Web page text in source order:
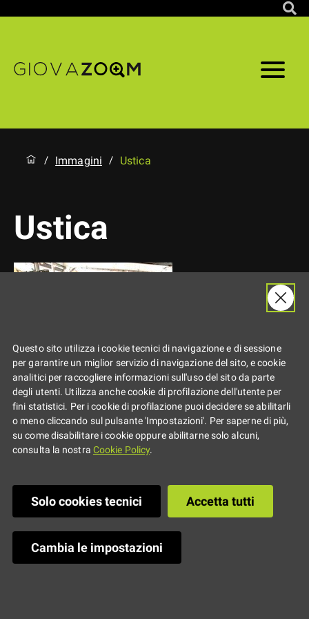
/ Immagini / Ustica
Ustica
Dimensione: 34.8 kB—Clicca per scaricare
l'immagine in dimensione originale
Questo sito utilizza i cookie tecnici di navigazione e di sessione
per garantire un miglior servizio di navigazione del sito, e cookie
analitici per raccogliere informazioni sull'uso del sito da parte
degli utenti. Utilizza anche cookie di profilazione dell'utente per
fini statistici. Per i cookie di profilazione puoi decidere se abilitarli
o meno cliccando sul pulsante 'Impostazioni'. Per saperne di più,
su come disabilitare i cookie oppure abilitarne solo alcuni,
consulta la nostra Cookie Policy.
Solo cookies tecnici Accetta tutti
Cambia le impostazioni